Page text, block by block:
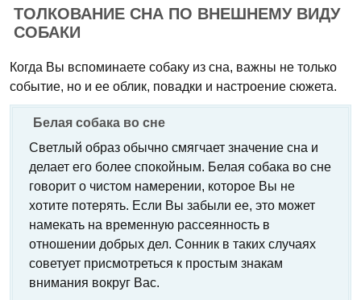
ТОЛКОВАНИЕ СНА ПО ВНЕШНЕМУ ВИДУ
СОБАКИ
Когда Вы вспоминаете собаку из сна, важны не только
событие, но и ее облик, повадки и настроение сюжета.
Белая собака во сне
Светлый образ обычно смягчает значение сна и
делает его более спокойным. Белая собака во сне
говорит о чистом намерении, которое Вы не
хотите потерять. Если Вы забыли ее, это может
намекать на временную рассеянность в
отношении добрых дел. Сонник в таких случаях
советует присмотреться к простым знакам
внимания вокруг Вас.